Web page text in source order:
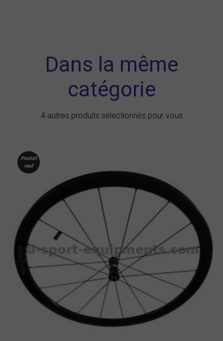
Dans la même
catégorie
4 autres produits sélectionnés pour vous
Produit
neuf